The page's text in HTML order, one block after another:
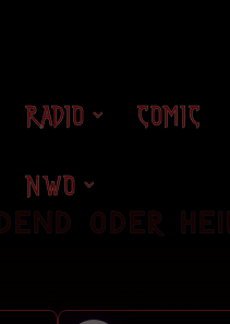
RADIO COMIC
NWO